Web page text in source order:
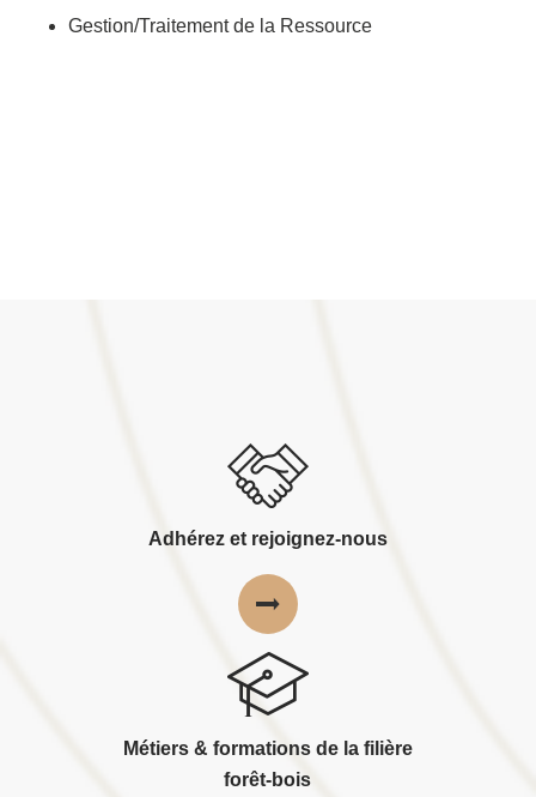
Gestion/Traitement de la Ressource
Adhérez et rejoignez-nous
Métiers & formations de la filière
forêt-bois